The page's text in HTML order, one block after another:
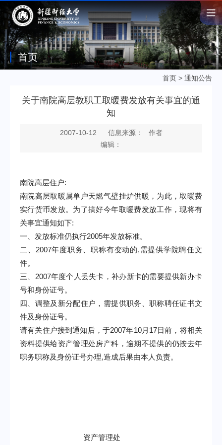
首页
首页 > 通知公告
关于南院高层教职工取暖费发放有关事宜的通
知
2007-10-12
信息来源： 作者
编辑：
南院高层住户:
南院高层取暖属单户天燃气壁挂炉供暖，为此，取暖费
实行货币发放。为了搞好今年取暖费发放工作，现将有
关事宜通知如下:
一、发放标准仍执行2005年发放标准。
二、 2007年度职务、职称有变动的,需提供学院聘任文
件。
三、 2007年度个人丢失卡，补办新卡的需要提供新办卡
号和身份证号。
四、调整及新分配住户，需提供职务、职称聘任证书文
件及身份证号。
请有关住户接到通知后，于2007年10月 17日前，将相关
资料提供给资产管理处房产科，逾期不提供的仍按去年
职务职称及身份证号办理,造成后果由本人负责。
资产管理处